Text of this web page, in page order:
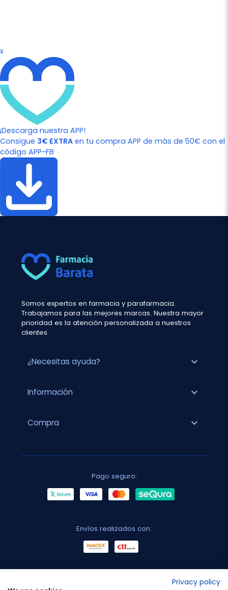
x
¡Descarga nuestra APP!
Consigue 3€ EXTRA en tu compra APP de más de 50€ con el
código APP-FB
Somos expertos en farmacia y parafarmacia.
Trabajamos para las mejores marcas. Nuestra mayor
prioridad es la atención personalizada a nuestros
clientes.
¿Necesitas ayuda? expand_more
Información expand_more
Compra expand_more
Pago seguro:
Envíos realizados con:
Privacy policy